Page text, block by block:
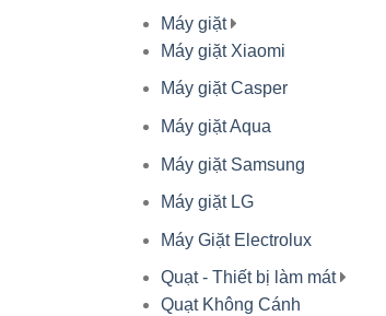
Máy giặt
Máy giặt Xiaomi
Máy giặt Casper
Máy giặt Aqua
Máy giặt Samsung
Máy giặt LG
Máy Giặt Electrolux
Quạt - Thiết bị làm mát
Quạt Không Cánh